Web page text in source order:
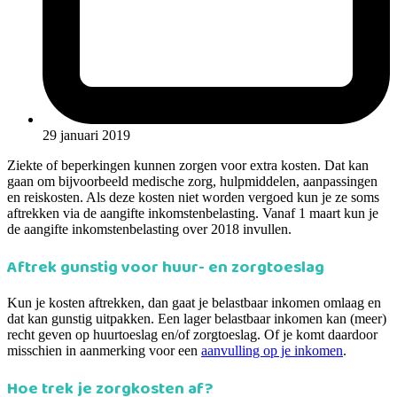
29 januari 2019
Ziekte of beperkingen kunnen zorgen voor extra kosten. Dat kan
gaan om bijvoorbeeld medische zorg, hulpmiddelen, aanpassingen
en reiskosten. Als deze kosten niet worden vergoed kun je ze soms
aftrekken via de aangifte inkomstenbelasting. Vanaf 1 maart kun je
de aangifte inkomstenbelasting over 2018 invullen.
Aftrek gunstig voor huur- en zorgtoeslag
Kun je kosten aftrekken, dan gaat je belastbaar inkomen omlaag en
dat kan gunstig uitpakken. Een lager belastbaar inkomen kan (meer)
recht geven op huurtoeslag en/of zorgtoeslag. Of je komt daardoor
misschien in aanmerking voor een aanvulling op je inkomen.
Hoe trek je zorgkosten af?